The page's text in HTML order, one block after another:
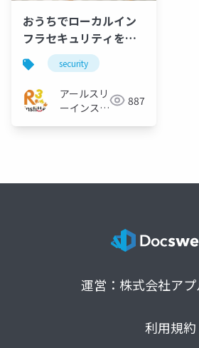
おうちでローカルイン
フラセキュリティを学
ぼう
security
アールスリ
ーインステ
887
運営：株式会社ア
利用規約